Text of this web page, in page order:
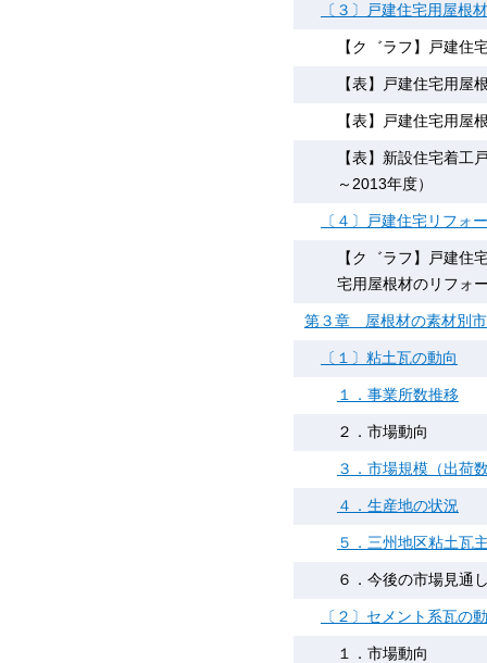
〔３〕戸建住宅用屋根
【ク゛ラフ】戸建住
【表】戸建住宅用屋
【表】戸建住宅用屋
【表】新設住宅着工
～2013年度）
〔４〕戸建住宅リフォ
【ク゛ラフ】戸建住
宅用屋根材のリフォ
第３章 屋根材の素材別
〔１〕粘土瓦の動向
１．事業所数推移
２．市場動向
３．市場規模（出荷
４．生産地の状況
５．三州地区粘土瓦
６．今後の市場見通
〔２〕セメント系瓦の
１．市場動向